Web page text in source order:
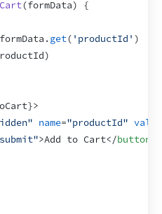
(formData)
{
formData . get( 'productId' )
)
}>
name="productId" value
>Add to Cart</button